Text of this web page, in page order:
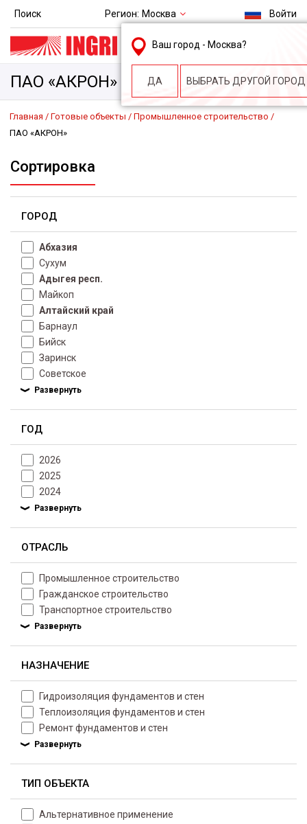
Поиск Регион: Москва
Ваш город - Москва?
ДА ВЫБРАТЬ ДРУГОЙ ГОРОД
Войти
msk@ingri.ru
пн. – пт.: 9.00-18.00
ПАО «АКРОН»
Главная Готовые объекты
Промышленное строительство
ПАО «АКРОН»
Сортировка
ГОРОД
Абхазия
Сухум
Адыгея респ.
Майкоп
Алтайский край
Барнаул
Бийск
Заринск
Советское
ГОД
2026
2025
2024
ОТРАСЛЬ
Промышленное строительство
Гражданское строительство
Транспортное строительство
НАЗНАЧЕНИЕ
Гидроизоляция фундаментов и стен
Теплоизоляция фундаментов и стен
Ремонт фундаментов и стен
ТИП ОБЪЕКТА
Альтернативное применение